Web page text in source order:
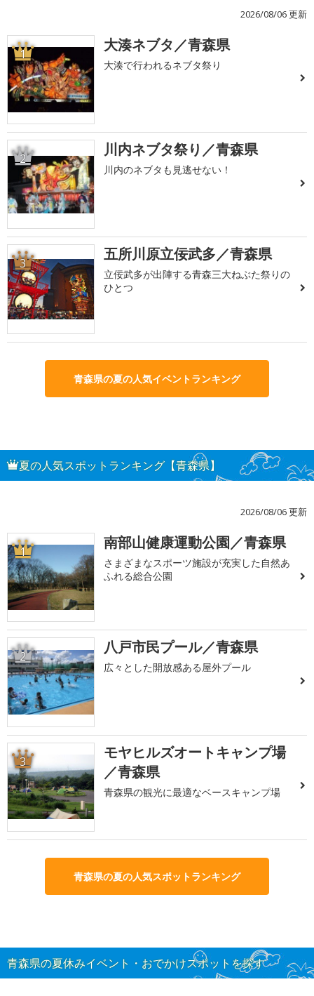
2026/08/06 更新
1 大湊ネブタ／青森県
大湊で行われるネブタ祭り
2 川内ネブタ祭り／青森県
川内のネブタも見逃せない！
3 五所川原立佞武多／青森県
立佞武多が出陣する青森三大ねぶた祭りの
ひとつ
青森県の夏の人気イベントランキング
夏の人気スポットランキング【青森県】
2026/08/06 更新
1 南部山健康運動公園／青森県
さまざまなスポーツ施設が充実した自然あ
ふれる総合公園
2 八戸市民プール／青森県
広々とした開放感ある屋外プール
3
モヤヒルズオートキャンプ場
／青森県
青森県の観光に最適なベースキャンプ場
青森県の夏の人気スポットランキング
青森県の夏休みイベント・おでかけスポットを探す